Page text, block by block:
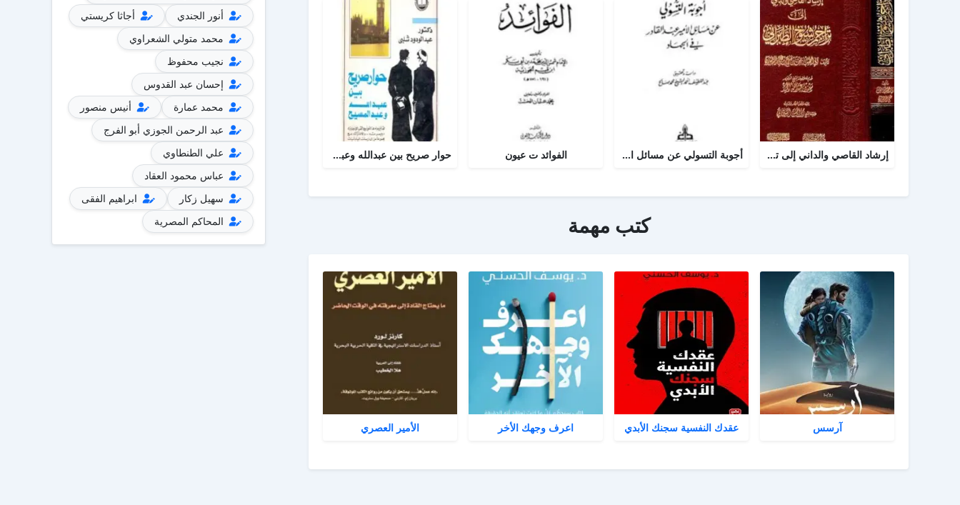
إرشاد القاصي والداني إلى تراجم شيوخ الطبراني أجوبة التسولي عن مسائل الأمير عبد القادر في الجهاد الفوائد ت عيون حوار صريح بين عبدالله وعبدالمسيح
كتب مهمة
آرسس عقدك النفسية سجنك الأبدي اعرف وجهك الأخر الأمير العصري
أنور الجندي
أجاثا كريستي
محمد متولي الشعراوي
نجيب محفوظ
إحسان عبد القدوس
محمد عمارة
أنيس منصور
عبد الرحمن الجوزي أبو الفرج
علي الطنطاوي
عباس محمود العقاد
سهيل زكار
ابراهيم الفقى
المحاكم المصرية